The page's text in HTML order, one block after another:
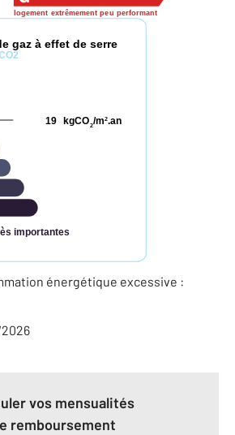
logement extrêmement peu performant
gaz à effet de serre
importantes
kgCO2/m2.an
19
énergétique excessive :
2026
vos mensualités
remboursement